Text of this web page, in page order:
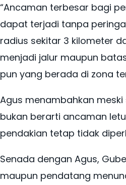
“Ancaman terbesar bagi
dapat terjadi tanpa
radius sekitar 3 kilometer
menjadi jalur maupun
pun yang berada di zona
Agus menambahkan
bukan berarti ancaman
pendakian tetap tidak
Senada dengan Agus,
maupun pendatang